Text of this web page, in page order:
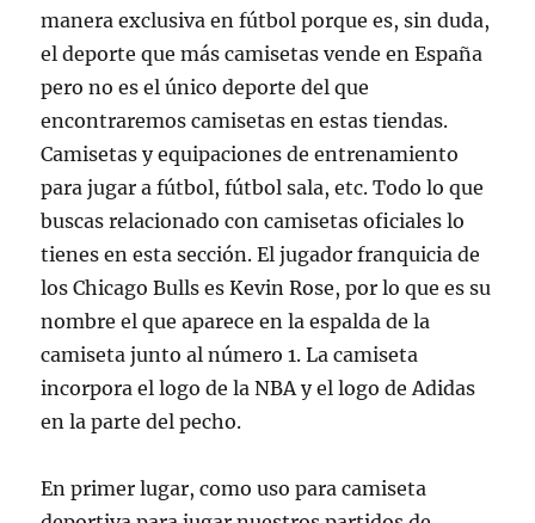
manera exclusiva en fútbol porque es, sin duda,
el deporte que más camisetas vende en España
pero no es el único deporte del que
encontraremos camisetas en estas tiendas.
Camisetas y equipaciones de entrenamiento
para jugar a fútbol, fútbol sala, etc. Todo lo que
buscas relacionado con camisetas oficiales lo
tienes en esta sección. El jugador franquicia de
los Chicago Bulls es Kevin Rose, por lo que es su
nombre el que aparece en la espalda de la
camiseta junto al número 1. La camiseta
incorpora el logo de la NBA y el logo de Adidas
en la parte del pecho.
En primer lugar, como uso para camiseta